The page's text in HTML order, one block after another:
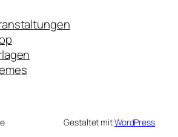
Gestaltet mitWordPress